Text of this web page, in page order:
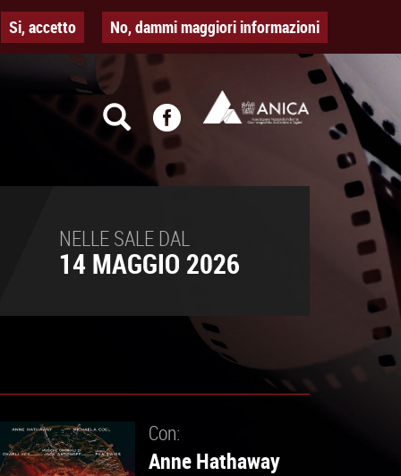
Si, accetto No, dammi maggiori informazioni
NELLE SALE DAL
14 MAGGIO 2026
Con:
Anne Hathaway